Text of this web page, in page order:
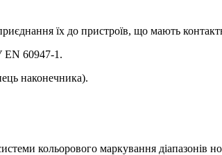
їх до пристроїв, що мають
EN 60947-1.
наконечника).
кольорового маркування діапазонів